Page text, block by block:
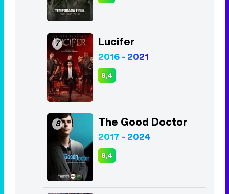
8,4
8 The Good Doctor
2017 - 2024
8,4
9 Los Bridgerton
2020 - Act
8,2